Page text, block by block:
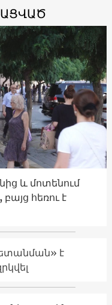
և մոտենում
հեռու է
է